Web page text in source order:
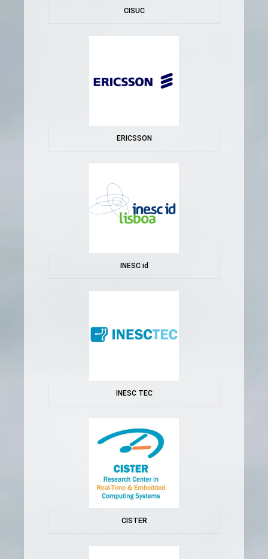
CISUC
ERICSSON
INESC id
INESC TEC
CISTER